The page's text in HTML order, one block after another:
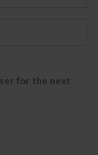
for the next